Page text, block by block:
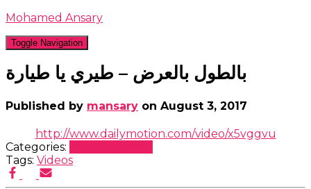
Mohamed Ansary
Toggle Navigation
بالطول بالعرض – طيري يا طيارة
Published by mansary on August 3, 2017
http://www.dailymotion.com/video/x5vggvu
Categories:
Tags: Videos